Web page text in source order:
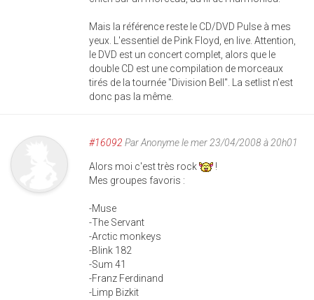
Mais la référence reste le CD/DVD Pulse à mes
yeux. L'essentiel de Pink Floyd, en live. Attention,
le DVD est un concert complet, alors que le
double CD est une compilation de morceaux
tirés de la tournée "Division Bell". La setlist n'est
donc pas la même.
#16092 ParAnonymele mer 23/04/2008 à 20h01
Alors moi c'est très rock
!
Mes groupes favoris :
-Muse
-The Servant
-Arctic monkeys
-Blink 182
-Sum 41
-Franz Ferdinand
-Limp Bizkit